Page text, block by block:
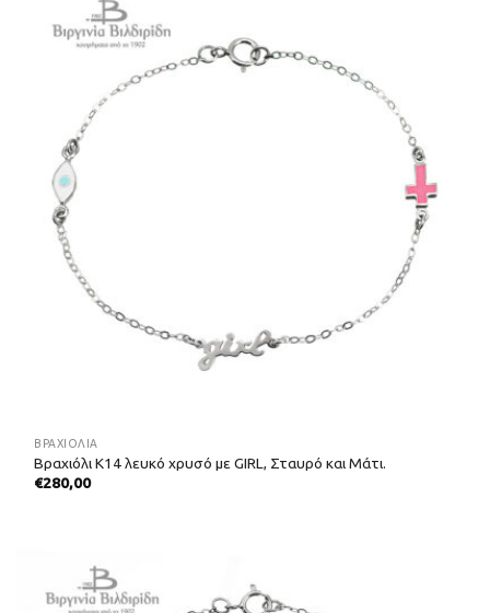
ΒΡΑΧΙΌΛΙΑ
Βραχιόλι Κ14 λευκό χρυσό με GIRL, Σταυρό και Μάτι.
€280,00